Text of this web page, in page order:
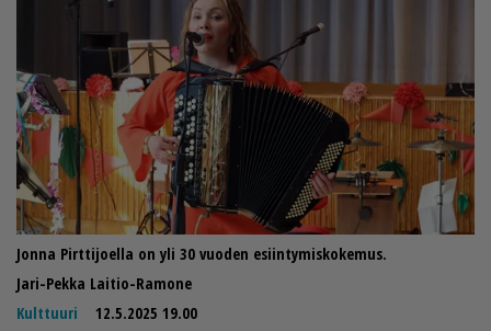
Jonna Pirttijoella on yli 30 vuoden esiintymiskokemus.
Jari-Pekka Laitio-Ramone
Kulttuuri
12.5.2025 19.00